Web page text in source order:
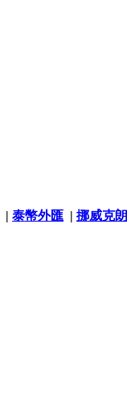
| 泰幣外匯 | 挪威克朗